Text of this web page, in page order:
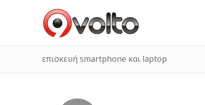
επισκευή smartphone και laptop